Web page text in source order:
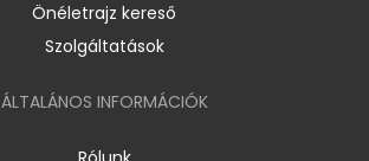
Önéletrajz kereső
Szolgáltatások
ÁLTALÁNOS INFORMÁCIÓK